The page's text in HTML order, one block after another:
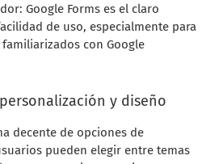
Google Forms es el claro
de uso, especialmente para
con Google
y diseño
decente de opciones de
pueden elegir entre temas